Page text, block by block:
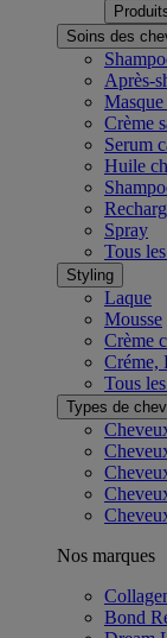
Soins des
Après-
Crème
Serum
Huile
Spray
Tous
Styling
Laque
Mousse
Crème
Créme,
Tous
Types de
Nos marques
Bond